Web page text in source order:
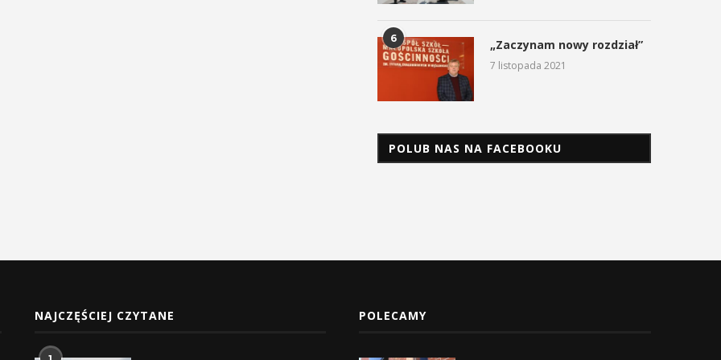
6 „Zaczynam nowy rozdział”
7 listopada 2021
POLUB NAS NA FACEBOOKU
NAJCZĘŚCIEJ CZYTANE POLECAMY